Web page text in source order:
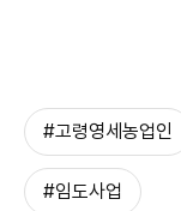
#고령영세농업인
#임도사업